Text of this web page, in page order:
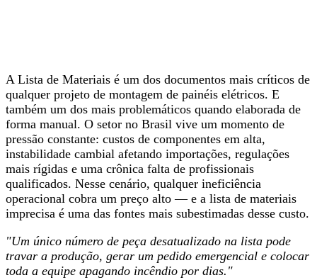
A Lista de Materiais é um dos documentos mais críticos de
qualquer projeto de montagem de painéis elétricos. E
também um dos mais problemáticos quando elaborada de
forma manual. O setor no Brasil vive um momento de
pressão constante: custos de componentes em alta,
instabilidade cambial afetando importações, regulações
mais rígidas e uma crônica falta de profissionais
qualificados. Nesse cenário, qualquer ineficiência
operacional cobra um preço alto — e a lista de materiais
imprecisa é uma das fontes mais subestimadas desse custo.
"Um único número de peça desatualizado na lista pode
travar a produção, gerar um pedido emergencial e colocar
toda a equipe apagando incêndio por dias."